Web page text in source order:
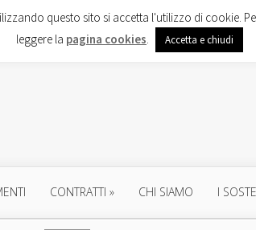
CONTRATTI » CHI SIAMO I
questo sito si accetta l'utilizzo di cookie.
leggere la pagina cookies. Accetta e chiudi